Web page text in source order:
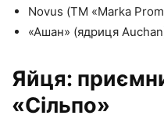
Novus (ТМ «Marka
«Ашан» (ядриця
Яйця:
«Сільпо»